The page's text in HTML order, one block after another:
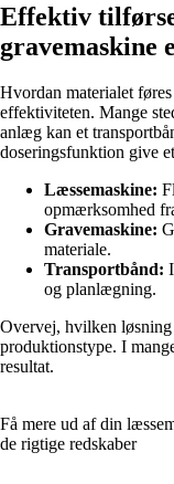
Effektiv
gravemaskine
Hvordan materialet
effektiviteten. Mange
anlæg kan et
doseringsfunktion give
Læssemaskine:
opmærksomhed
Gravemaskine:
materiale.
Transportbånd:
og planlægning.
Overvej, hvilken
produktionstype. I
resultat.
Få mere ud af din
de rigtige redskaber